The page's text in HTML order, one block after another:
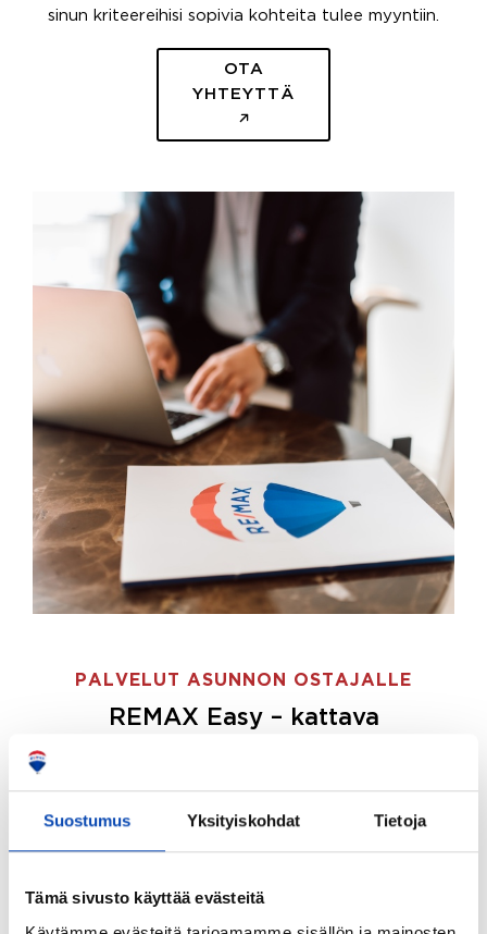
Suostumus Yksityiskohdat Tietoja
Tämä sivusto käyttää evästeitä
sinun kriteereihisi sopivia kohteita tulee myyntiin.
OTA
YHTEYTTÄ
PALVELUT ASUNNON OSTAJALLE
REMAX Easy – kattava
ostajille.
Tee ostotoimeksianto ja etsimme juuri